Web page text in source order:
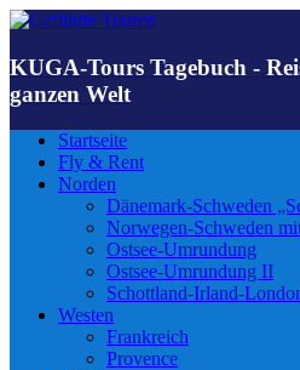
KUGA-Tours Tagebuch -
ganzen Welt
Startseite
Fly & Rent
Norden
Dänemark-Schweden
Norwegen-Schweden
Ostsee-Umrundung
Ostsee-Umrundung II
Schottland-Irland-
Westen
Frankreich
Provence